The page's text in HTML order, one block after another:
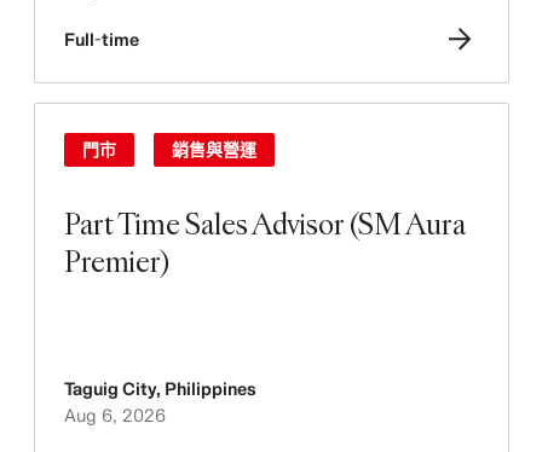
Full-time
Part Time Sales Advisor (SM Aura
Premier)
門市 銷售與營運
Taguig City, Philippines
Aug 6, 2026